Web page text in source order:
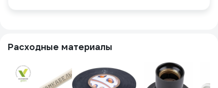
Расходные материалы